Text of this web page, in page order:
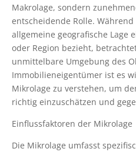
Makrolage, sondern
entscheidende Rolle.
allgemeine geografische Lage
oder Region bezieht,
unmittelbare Umgebung des
Immobilieneigentümer ist es
Mikrolage zu verstehen, um
richtig einzuschätzen und
Einflussfaktoren der Mikrolage
Die Mikrolage umfasst